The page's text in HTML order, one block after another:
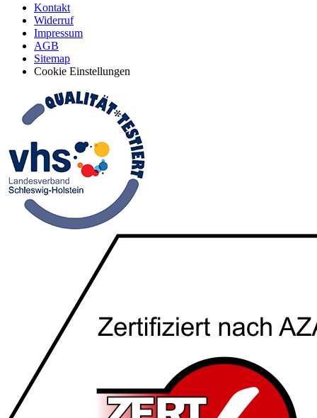
Kontakt
Widerruf
Impressum
AGB
Sitemap
Cookie Einstellungen